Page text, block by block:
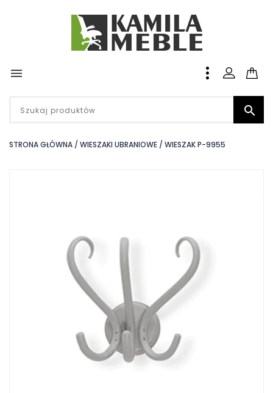


STRONA GŁÓWNA WIESZAKI UBRANIOWE WIESZAK P-9955